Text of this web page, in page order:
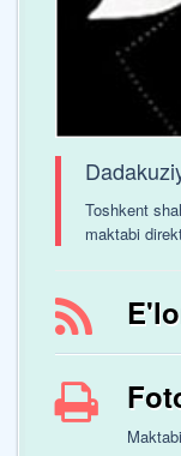
Toshkent
maktabi